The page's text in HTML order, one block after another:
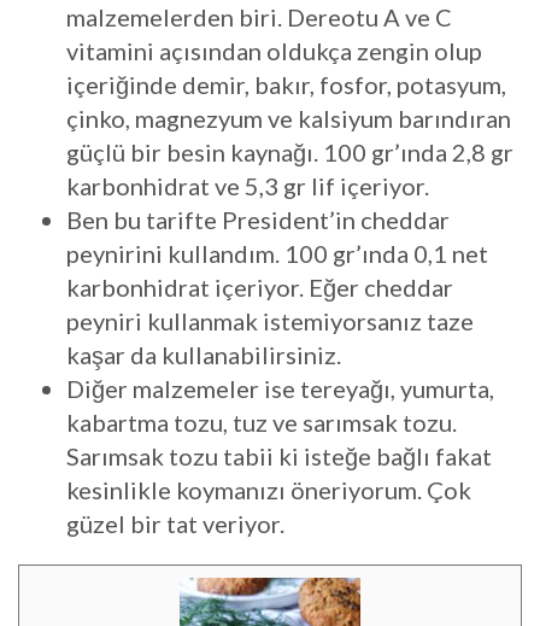
malzemelerden biri. Dereotu A ve C
vitamini açısından oldukça zengin olup
içeriğinde demir, bakır, fosfor, potasyum,
çinko, magnezyum ve kalsiyum barındıran
güçlü bir besin kaynağı. 100 gr’ında 2,8 gr
karbonhidrat ve 5,3 gr lif içeriyor.
Ben bu tarifte President’in cheddar
peynirini kullandım. 100 gr’ında 0,1 net
karbonhidrat içeriyor. Eğer cheddar
peyniri kullanmak istemiyorsanız taze
kaşar da kullanabilirsiniz.
Diğer malzemeler ise tereyağı, yumurta,
kabartma tozu, tuz ve sarımsak tozu.
Sarımsak tozu tabii ki isteğe bağlı fakat
kesinlikle koymanızı öneriyorum. Çok
güzel bir tat veriyor.